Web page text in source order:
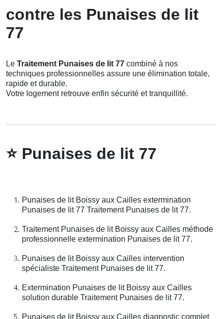
contre les Punaises de lit
77
Le Traitement Punaises de lit 77 combiné à nos
techniques professionnelles assure une élimination totale,
rapide et durable.
Votre logement retrouve enfin sécurité et tranquillité.
⭐Punaises de lit 77
Punaises de lit Boissy aux Cailles extermination
Punaises de lit 77 Traitement Punaises de lit 77.
Traitement Punaises de lit Boissy aux Cailles méthode
professionnelle extermination Punaises de lit 77.
Punaises de lit Boissy aux Cailles intervention
spécialiste Traitement Punaises de lit 77.
Extermination Punaises de lit Boissy aux Cailles
solution durable Traitement Punaises de lit 77.
Punaises de lit Boissy aux Cailles diagnostic complet